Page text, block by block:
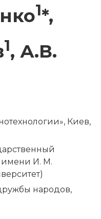
1*,
1, А.В.
Киев,
имени И. М.
народов,